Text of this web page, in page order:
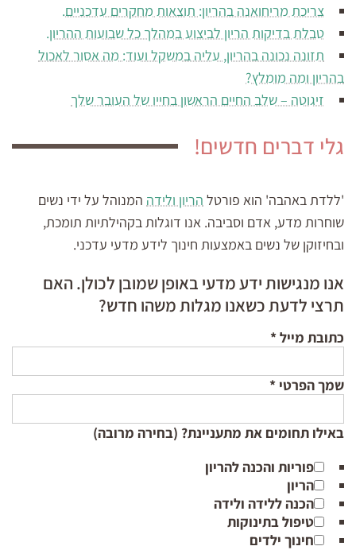
צריכת מריחואנה בהריון: תוצאות מחקרים עדכניים.
טבלת בדיקות הריון לביצוע במהלך כל שבועות ההריון.
תזונה נכונה בהריון, עליה במשקל ועוד: מה אסור לאכול
בהריון ומה מומלץ?
זיגוטה – שלב החיים הראשון בחייו של העובר שלך
גלי דברים חדשים!
'ללדת באהבה' הוא פורטל הריון ולידה המנוהל על ידי נשים
שוחרות מדע, אדם וסביבה. אנו דוגלות בקהילתיות תומכת,
ובחיזוקן של נשים באמצעות חינוך לידע מדעי עדכני.
אנו מנגישות ידע מדעי באופן שמובן לכולן. האם
תרצי לדעת כשאנו מגלות משהו חדש?
כתובת מייל*
שמך הפרטי *
באילו תחומים את מתעניינת? (בחירה מרובה)
פוריות והכנה להריון
הריון
הכנה ללידה ולידה
טיפול בתינוקות
חינוך ילדים